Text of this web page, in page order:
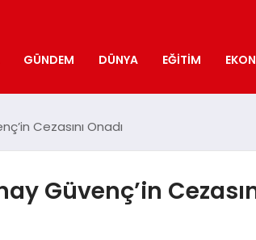
GÜNDEM DÜNYA EĞITIM
Cezasını Onadı
Güvenç’in